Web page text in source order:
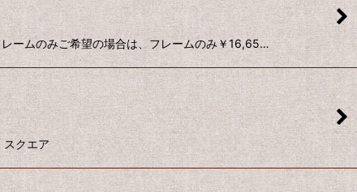
ムのみご希望の場合は、フレームのみ￥16,65…
クエア